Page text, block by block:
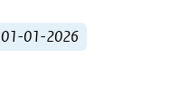
01-01-2026